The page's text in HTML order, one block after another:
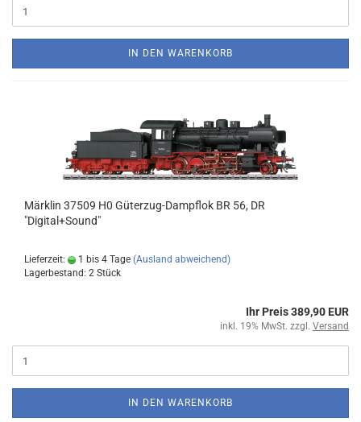
IN DEN WARENKORB
Märklin 37509 H0 Güterzug-Dampflok BR 56, DR
"Digital+Sound"
Lieferzeit: 1 bis 4 Tage (Ausland abweichend)
Lagerbestand: 2 Stück
Ihr Preis 389,90 EUR
inkl. 19% MwSt. zzgl. Versand
IN DEN WARENKORB